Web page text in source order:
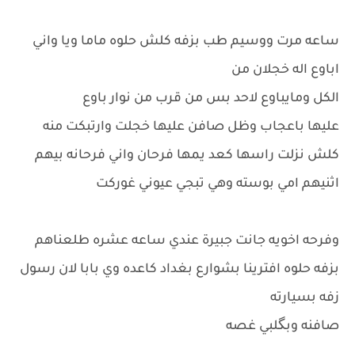
ساعه مرت ووسيم طب بزفه كلش حلوه ماما ويا واني
اباوع اله خجلان من
الكل ومايباوع لاحد بس من قرب من نوار باوع
عليها باعجاب وظل صافن عليها خجلت وارتبكت منه
كلش نزلت راسها كعد يمها فرحان واني فرحانه بيهم
اثنيهم امي بوسته وهي تبجي عيوني غوركت
وفرحه اخويه جانت جبيرة عندي ساعه عشره طلعناهم
بزفه حلوه افترينا بشوارع بغداد كاعده وي بابا لان رسول
زفه بسيارته
صافنه وبگلبي غصه